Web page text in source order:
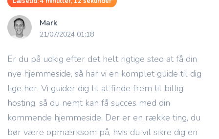
Mark
21/07/2024 01:18
Er du på udkig efter det helt rigtige sted at få din
nye hjemmeside, så har vi en komplet guide til dig
lige her. Vi guider dig til at finde frem til billig
hosting, så du nemt kan få succes med din
kommende hjemmeside. Der er en række ting, du
bør være opmærksom på, hvis du vil sikre dig en